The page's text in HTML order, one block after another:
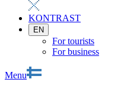
KONTRAST
EN
For tourists
For business
Menu